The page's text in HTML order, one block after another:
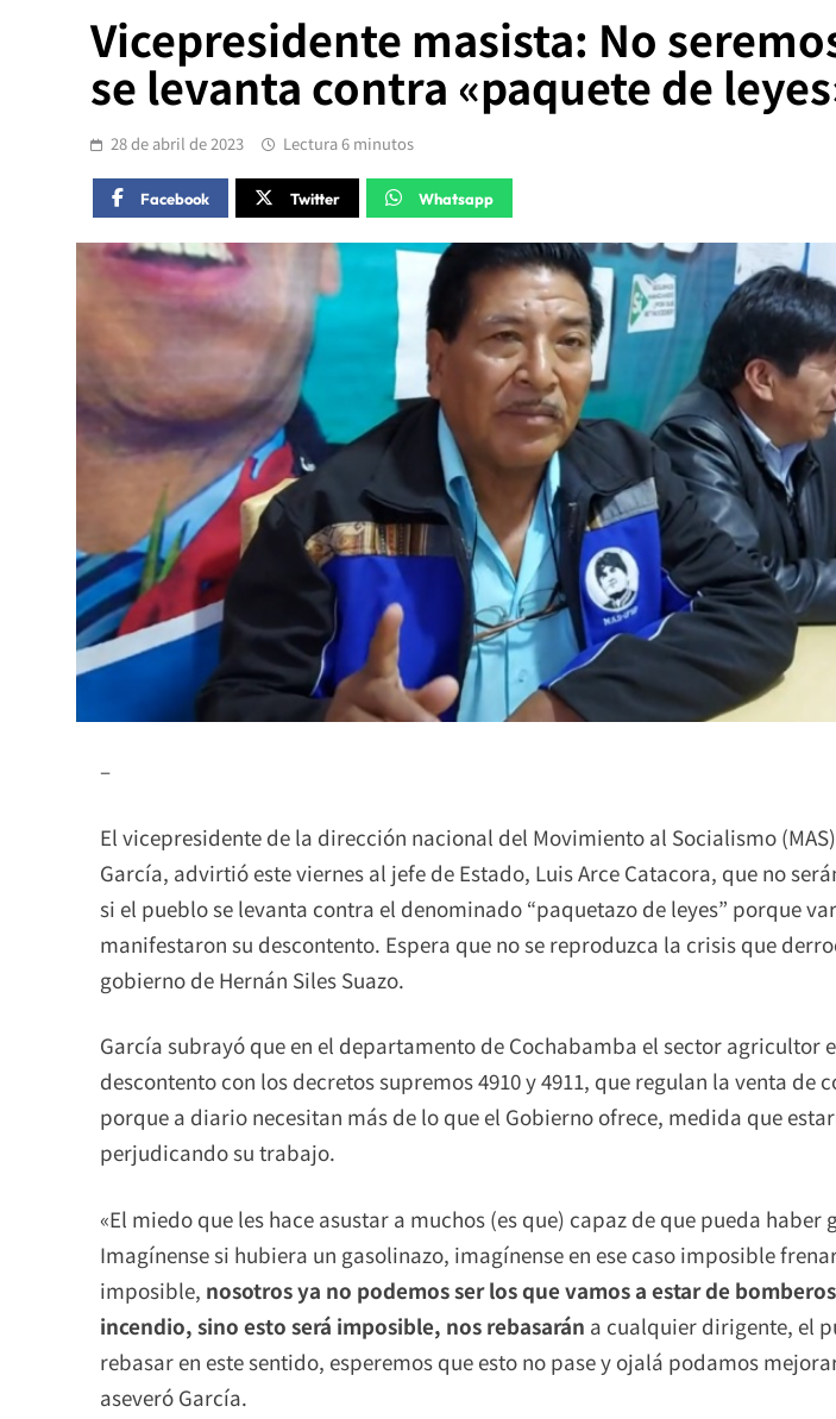
Vicepresidente masista: No
se levanta contra «paquete de
28 de abril de 2023 Lectura 6 minutos
Facebook Twitter Whatsapp
–
El vicepresidente de la dirección nacional del Movimiento al Socialismo
García, advirtió este viernes al jefe de Estado, Luis Arce Catacora, que no
si el pueblo se levanta contra el denominado “paquetazo de leyes” porque
manifestaron su descontento. Espera que no se reproduzca la crisis que
gobierno de Hernán Siles Suazo.
García subrayó que en el departamento de Cochabamba el sector agricultor
descontento con los decretos supremos 4910 y 4911, que regulan la venta de
porque a diario necesitan más de lo que el Gobierno ofrece, medida que
perjudicando su trabajo.
«El miedo que les hace asustar a muchos (es que) capaz de que pueda haber
Imagínense si hubiera un gasolinazo, imagínense en ese caso imposible
imposible, nosotros ya no podemos ser los que vamos a estar de
incendio, sino esto será imposible, nos rebasarán a cualquier dirigente, el
rebasar en este sentido, esperemos que esto no pase y ojalá podamos
aseveró García.